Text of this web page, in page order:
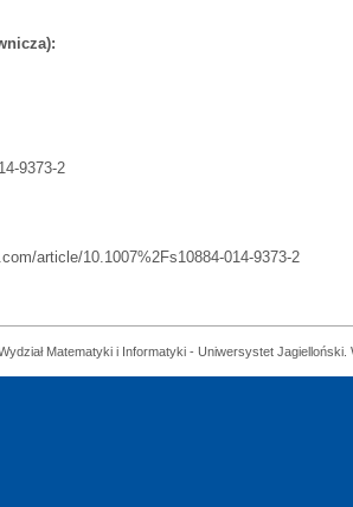
9373-2
article/10.1007%2Fs10884-014-9373-2
Matematyki i Informatyki - Uniwersystet